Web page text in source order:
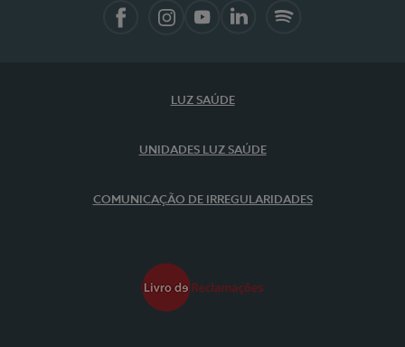
LUZ SAÚDE
UNIDADES LUZ SAÚDE
COMUNICAÇÃO DE IRREGULARIDADES